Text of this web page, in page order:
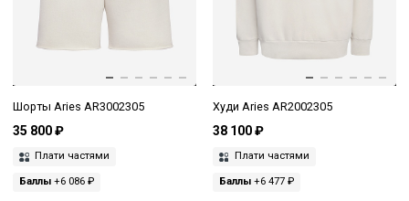
Шорты Aries AR3002305
35 800 ₽
Плати частями
Баллы +6 086 ₽
Худи Aries AR2002305
38 100 ₽
Плати частями
Баллы+6 477 ₽